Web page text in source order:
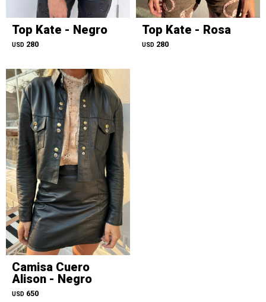
Top Kate - Negro
USD 280
Top Kate - Rosa
USD 280
Camisa Cuero
Alison - Negro
USD 650